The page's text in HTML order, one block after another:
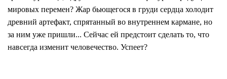
мировых перемен? Жар бьющегося в груди сердца холодит
древний артефакт, спрятанный во внутреннем кармане, но
за ним уже пришли... Сейчас ей предстоит сделать то, что
навсегда изменит человечество. Успеет?